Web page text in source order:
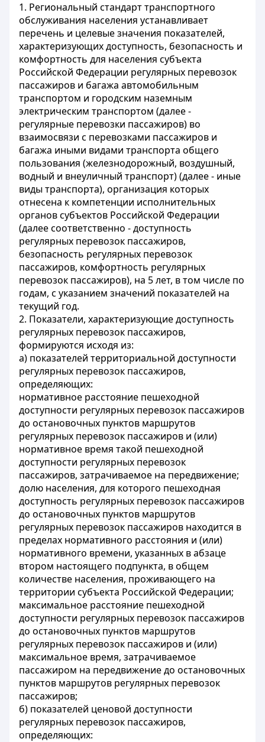
1. Региональный стандарт транспортного
обслуживания населения устанавливает
перечень и целевые значения показателей,
характеризующих доступность, безопасность и
комфортность для населения субъекта
Российской Федерации регулярных перевозок
пассажиров и багажа автомобильным
транспортом и городским наземным
электрическим транспортом (далее -
регулярные перевозки пассажиров) во
взаимосвязи с перевозками пассажиров и
багажа иными видами транспорта общего
пользования (железнодорожный, воздушный,
водный и внеуличный транспорт) (далее - иные
виды транспорта), организация которых
отнесена к компетенции исполнительных
органов субъектов Российской Федерации
(далее соответственно - доступность
регулярных перевозок пассажиров,
безопасность регулярных перевозок
пассажиров, комфортность регулярных
перевозок пассажиров), на 5 лет, в том числе по
годам, с указанием значений показателей на
текущий год.
2. Показатели, характеризующие доступность
регулярных перевозок пассажиров,
формируются исходя из:
а) показателей территориальной доступности
регулярных перевозок пассажиров,
определяющих:
нормативное расстояние пешеходной
доступности регулярных перевозок пассажиров
до остановочных пунктов маршрутов
регулярных перевозок пассажиров и (или)
нормативное время такой пешеходной
доступности регулярных перевозок
пассажиров, затрачиваемое на передвижение;
долю населения, для которого пешеходная
доступность регулярных перевозок пассажиров
до остановочных пунктов маршрутов
регулярных перевозок пассажиров находится в
пределах нормативного расстояния и (или)
нормативного времени, указанных в абзаце
втором настоящего подпункта, в общем
количестве населения, проживающего на
территории субъекта Российской Федерации;
максимальное расстояние пешеходной
доступности регулярных перевозок пассажиров
до остановочных пунктов маршрутов
регулярных перевозок пассажиров и (или)
максимальное время, затрачиваемое
пассажиром на передвижение до остановочных
пунктов маршрутов регулярных перевозок
пассажиров;
б) показателей ценовой доступности
регулярных перевозок пассажиров,
определяющих: